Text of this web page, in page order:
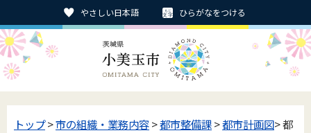
やさしい日本語 ひらがなをつける
トップ>市の組織・業務内容>都市整備課>都市計画図> 都